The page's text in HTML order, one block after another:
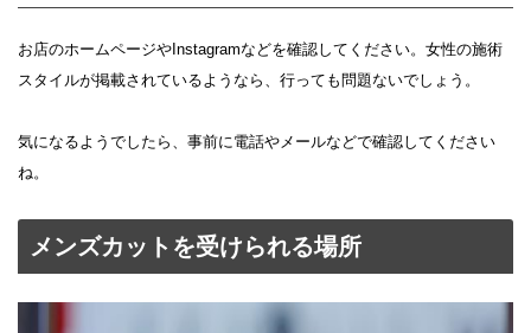
お店のホームページやInstagramなどを確認してください。女性の施術
スタイルが掲載されているようなら、行っても問題ないでしょう。
気になるようでしたら、事前に電話やメールなどで確認してください
ね。
メンズカットを受けられる場所